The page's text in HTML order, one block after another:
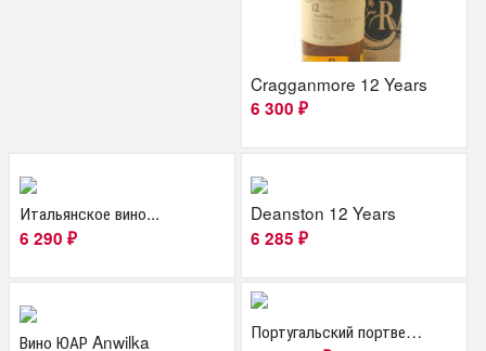
Cragganmore 12 Years
6 300₽
Итальянское вино...
6 290 ₽
Deanston 12 Years
6 285₽
Вино ЮАР Anwilka
Португальский портвейн...